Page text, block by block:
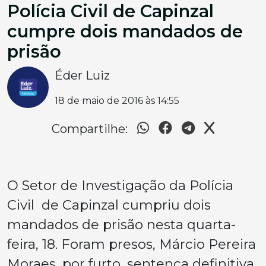
Polícia Civil de Capinzal
cumpre dois mandados de
prisão
Éder Luiz
18 de maio de 2016 às 14:55
Compartilhe:
O Setor de Investigação da Polícia
Civil de Capinzal cumpriu dois
mandados de prisão nesta quarta-
feira, 18. Foram presos, Márcio Pereira